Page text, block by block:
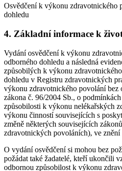
Osvědčení k výkonu zdravotnického
dohledu
4. Základní informace k
Vydání osvědčení k výkonu
odborného dohledu a následná
způsobilých k výkonu
dohledu v Registru zdravotnických
výkonu zdravotnického povolání bez
zákona č. 96/2004 Sb., o
způsobilosti k výkonu nelékařských
výkonu činností souvisejících s
změně některých souvisejících
zdravotnických povoláních), ve znění
O vydání osvědčení si mohou bez
požádat také žadatelé, kteří ukončili
odbornou způsobilost k výkonu